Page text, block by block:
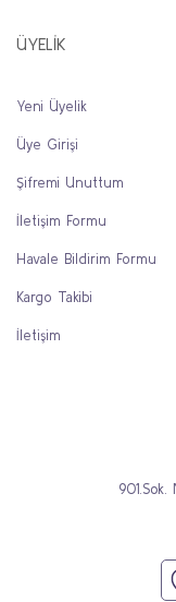
ÜYELİK
Yeni Üyelik
Üye Girişi
Şifremi Unuttum
İletişim Formu
Havale Bildirim Formu
Kargo Takibi
İletişim